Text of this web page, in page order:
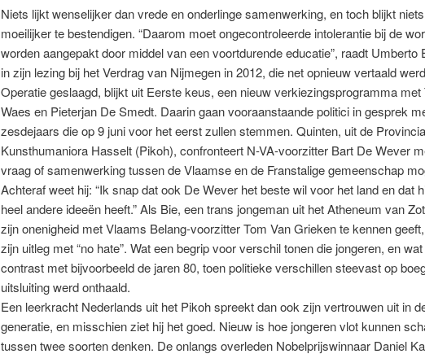
Niets lijkt wenselijker dan vrede en onderlinge samenwerking, en toch blijkt niets
moeilijker te bestendigen. “Daarom moet ongecontroleerde intolerantie bij de
worden aangepakt door middel van een voortdurende educatie”, raadt Umberto
in zijn lezing bij het Verdrag van Nijmegen in 2012, die net opnieuw vertaald
Operatie geslaagd, blijkt uit Eerste keus, een nieuw verkiezingsprogramma met
Waes en Pieterjan De Smedt. Daarin gaan vooraanstaande politici in gesprek
zesdejaars die op 9 juni voor het eerst zullen stemmen. Quinten, uit de
Kunsthumaniora Hasselt (Pikoh), confronteert N-VA-voorzitter Bart De Wever
vraag of samenwerking tussen de Vlaamse en de Franstalige gemeenschap
Achteraf weet hij: “Ik snap dat ook De Wever het beste wil voor het land en dat
heel andere ideeën heeft.” Als Bie, een trans jongeman uit het Atheneum van
zijn onenigheid met Vlaams Belang-voorzitter Tom Van Grieken te kennen
zijn uitleg met “no hate”. Wat een begrip voor verschil tonen die jongeren, en
contrast met bijvoorbeeld de jaren 80, toen politieke verschillen steevast op
uitsluiting werd onthaald.
Een leerkracht Nederlands uit het Pikoh spreekt dan ook zijn vertrouwen uit in
generatie, en misschien ziet hij het goed. Nieuw is hoe jongeren vlot kunnen
tussen twee soorten denken. De onlangs overleden Nobelprijswinnaar Daniel